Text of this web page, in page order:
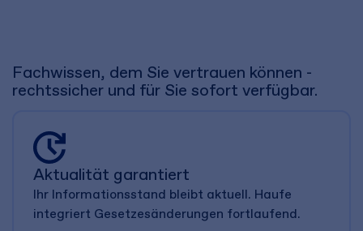
Fachwissen, dem Sie vertrauen können -
rechtssicher und für Sie sofort verfügbar.
Aktualität garantiert
Ihr Informationsstand bleibt aktuell. Haufe
integriert Gesetzesänderungen fortlaufend.